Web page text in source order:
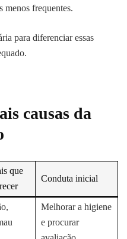
menos frequentes.
para diferenciar essas
causas da
que
Conduta inicial
Melhorar a higiene
e procurar